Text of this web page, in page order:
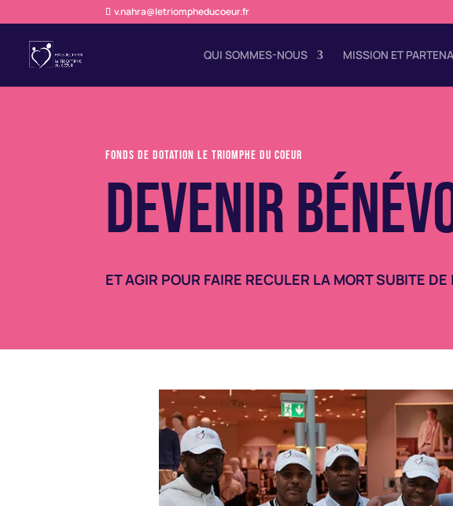
v.nahra@letriompheducoeur.fr
QUI SOMMES-NOUS MISSION ET
fonds de dotation le triomphe du coeur
DEVENIR
ET AGIR POUR FAIRE RECULER LA MORT SUBITE DE